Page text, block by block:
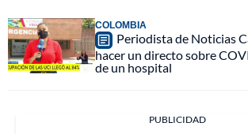
COLOMBIA
Periodista de Noticias
hacer un directo sobre
de un hospital
PUBLICIDAD